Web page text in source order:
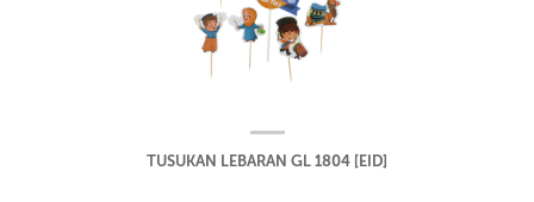
TUSUKAN LEBARAN GL 1804 [EID]